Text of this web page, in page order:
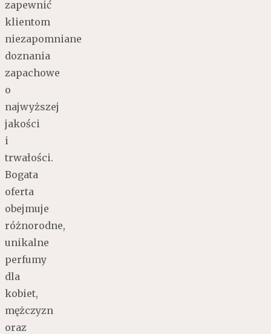
zapewnić
klientom
niezapomniane
doznania
zapachowe
o
najwyższej
jakości
i
trwałości.
Bogata
oferta
obejmuje
różnorodne,
unikalne
perfumy
dla
kobiet,
mężczyzn
oraz